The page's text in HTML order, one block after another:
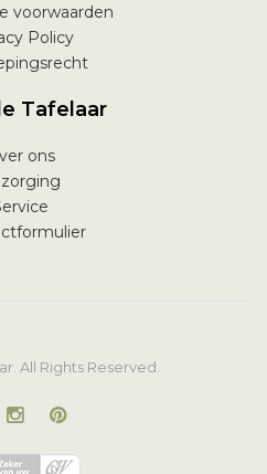
voorwaarden
Policy
Tafelaar
ons
All Rights Reserved.